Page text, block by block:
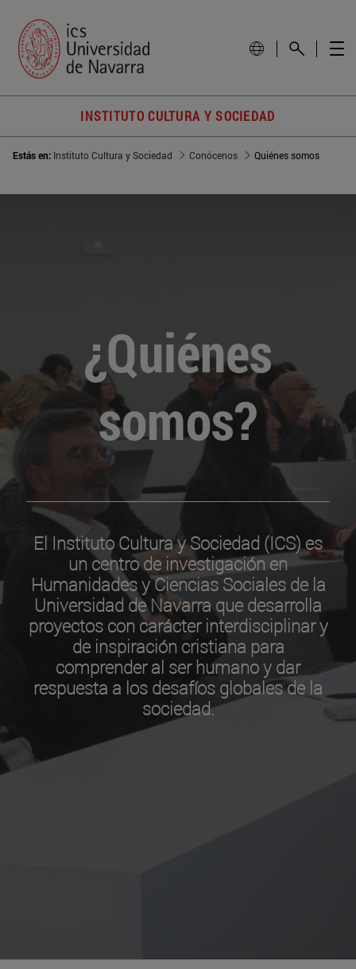
INSTITUTO CULTURA Y SOCIEDAD
Estás en: Instituto Cultura y Sociedad Conócenos Quiénes somos
¿Quiénes
somos?
El Instituto Cultura y Sociedad (ICS) es
un centro de investigación en
Humanidades y Ciencias Sociales de la
Universidad de Navarra que desarrolla
proyectos con carácter interdisciplinar y
de inspiración cristiana para
comprender al ser humano y dar
respuesta a los desafíos globales de la
sociedad.